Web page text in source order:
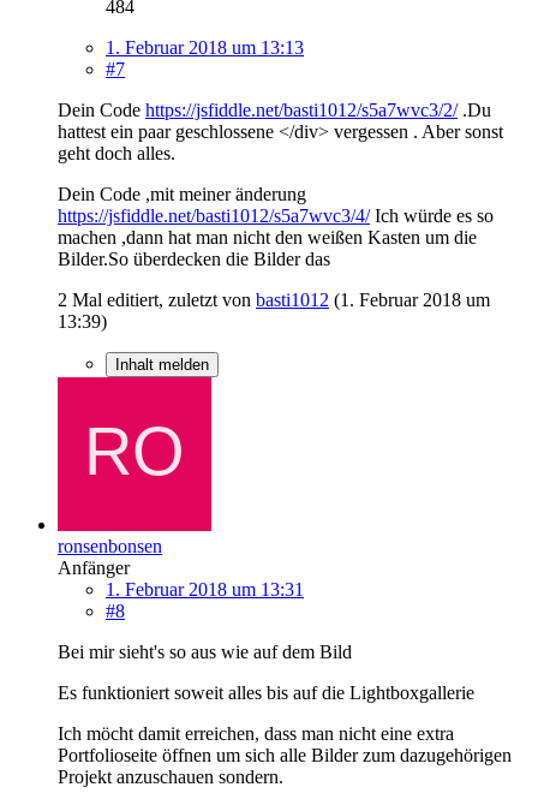
484
1. Februar 2018 um 13:13
#7
Dein Code https://jsfiddle.net/basti1012/s5a7wvc3/2/.Du
hattest ein paar geschlossene </div> vergessen . Aber sonst
geht doch alles.
Dein Code ,mit meiner änderung
https://jsfiddle.net/basti1012/s5a7wvc3/4/Ich würde es so
machen ,dann hat man nicht den weißen Kasten um die
Bilder.So überdecken die Bilder das
2 Mal editiert, zuletzt von basti1012 (1. Februar 2018 um
13:39)
Inhalt melden
ronsenbonsen
Anfänger
1. Februar 2018 um 13:31
#8
Bei mir sieht's so aus wie auf dem Bild
Es funktioniert soweit alles bis auf die Lightboxgallerie
Ich möcht damit erreichen, dass man nicht eine extra
Portfolioseite öffnen um sich alle Bilder zum dazugehörigen
Projekt anzuschauen sondern.